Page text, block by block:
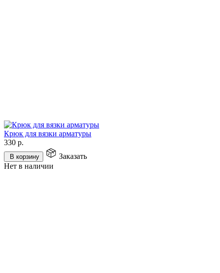
Крюк для вязки арматуры
330 р.
В корзину
Заказать
Нет в наличии